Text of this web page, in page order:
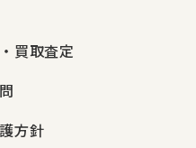
買取査定
方針